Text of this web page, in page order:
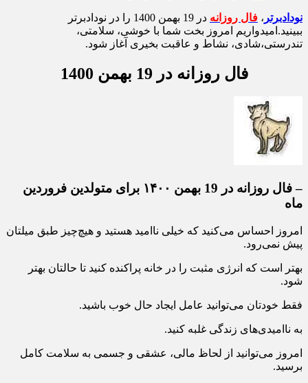
نودادبرتر ، فال روزانه
در 19 بهمن 1400 را در نودادبرتر
ببینید.امیدواریم امروز بخت شما با خوشی، سلامتی،
تندرستی،شادی، نشاط و عاقبت بخیری آغاز شود.
فال روزانه در 19 بهمن 1400
–فال روزانه
در 19 بهمن ۱۴۰۰ برای متولدین فروردین
ماه
امروز احساس می‌کنید که خیلی ناامید هستید و هیچ‌چیز طبق میلتان
پیش نمی‌رود.
بهتر است که انرژی مثبت را در خانه پراکنده کنید تا حالتان بهتر
شود.
فقط خودتان می‌توانید عامل ایجاد حال خوب باشید.
به ناامیدی‌های زندگی غلبه کنید.
امروز می‌توانید از لحاظ مالی، عشقی و جسمی به سلامت کامل
برسید.